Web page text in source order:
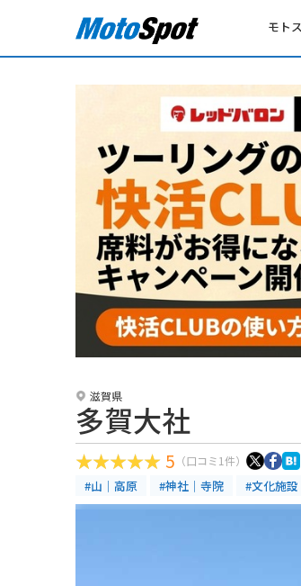
モト
滋賀県
多賀大社
5 （口コミ1件）
#山｜高原 #神社｜寺院 #文化施設